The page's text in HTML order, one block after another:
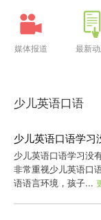
媒体报道 最新
少儿英语口语
少儿英语口语学习
少儿英语口语学习没
非常重视少儿英语口
语语言环境，孩子...